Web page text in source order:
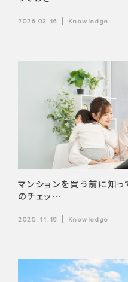
2026.03.16 Knowledge
マンションを買う前に知っ
のチェッ…
2025.11.18 Knowledge